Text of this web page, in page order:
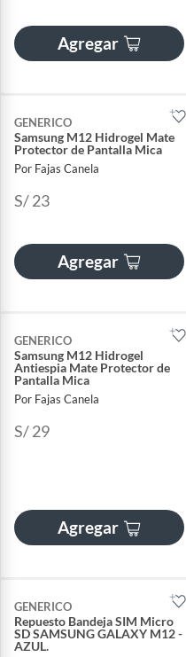
Agregar
GENERICO
Samsung M12 Hidrogel Mate
Protector de Pantalla Mica
Por Fajas Canela
S/ 23
Agregar
GENERICO
Samsung M12 Hidrogel
Antiespia Mate Protector de
Pantalla Mica
Por Fajas Canela
S/ 29
Agregar
GENERICO
Repuesto Bandeja SIM Micro
SD SAMSUNG GALAXY M12 -
AZUL.